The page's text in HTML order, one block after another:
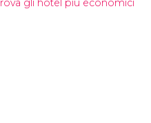
Trova gli hotel più economici